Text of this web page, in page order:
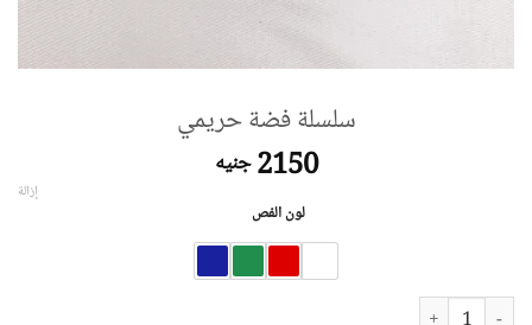
سلسلة فضة حريمي
2150 جنيه
لون الفص
إزالة
كمية سلسلة فضة حريمي